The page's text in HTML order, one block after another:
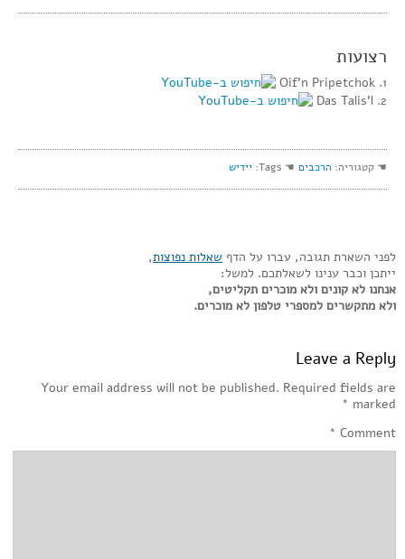
רצועות
1. Oif’n Pripetchok
2. Das Talis’l
☚ קטגוריה: הרכבים ☚ Tags: יידיש
לפני השארת תגובה, עברו על הדף שאלות נפוצות,
ייתכן וכבר ענינו לשאלתכם. למשל:
אנחנו לא קונים ולא מוכרים תקליטים,
ולא מתקשרים למספרי טלפון לא מוכרים.
Leave a Reply
Your email address will not be published. Required fields are
marked
*
Comment
*